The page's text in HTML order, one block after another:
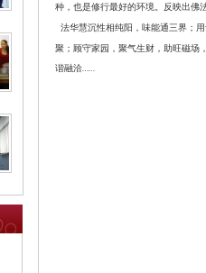
种，也是修行最好的环境。反映出佛
法华慧沉性相纯阳，味能通三界；
聚；顾守家园，聚气生财，助旺磁场
谐融洽……